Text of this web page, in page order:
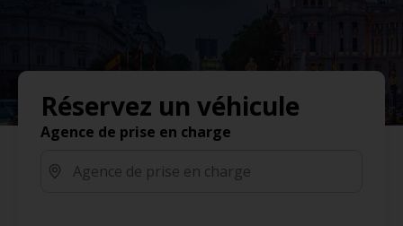
Réservez un véhicule
Agence de prise en charge